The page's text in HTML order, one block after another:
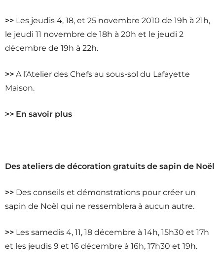
>> Les jeudis 4, 18, et 25 novembre 2010 de 19h à 21h,
le jeudi 11 novembre de 18h à 20h et le jeudi 2
décembre de 19h à 22h.
>> A l’Atelier des Chefs au sous-sol du Lafayette
Maison.
>> En savoir plus
Des ateliers de décoration gratuits de sapin de Noël
>> Des conseils et démonstrations pour créer un
sapin de Noël qui ne ressemblera à aucun autre.
>> Les samedis 4, 11, 18 décembre à 14h, 15h30 et 17h
et les jeudis 9 et 16 décembre à 16h, 17h30 et 19h.